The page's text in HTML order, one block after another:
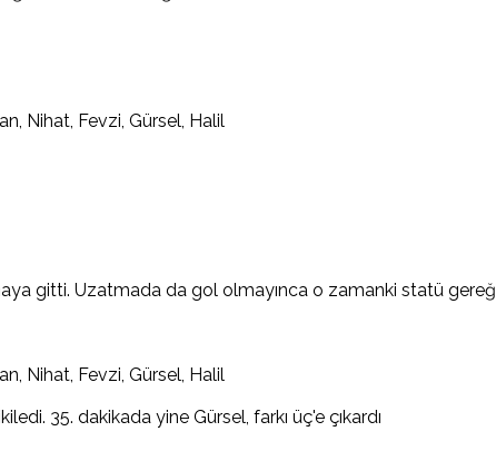
Nihat, Fevzi, Gürsel, Halil
gitti. Uzatmada da gol olmayınca o zamanki statü gereği
Nihat, Fevzi, Gürsel, Halil
35. dakikada yine Gürsel, farkı üç'e çıkardı